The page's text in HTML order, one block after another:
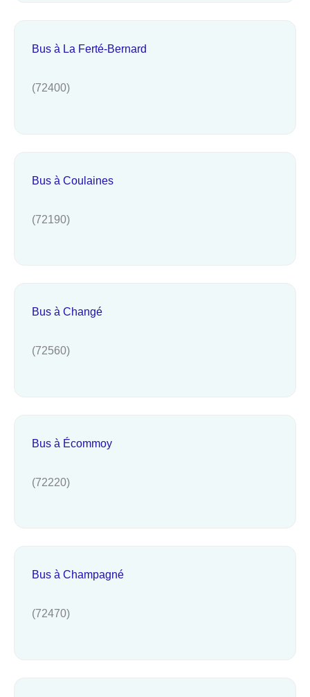
Bus à La Ferté-Bernard
(72400)
Bus à Coulaines
(72190)
Bus à Changé
(72560)
Bus à Écommoy
(72220)
Bus à Champagné
(72470)